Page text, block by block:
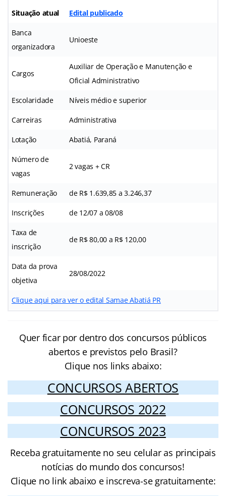
Situação atual Edital publicado
Banca
organizadora
Unioeste
Cargos
Auxiliar de Operação e Manutenção e
Oficial Administrativo
Escolaridade Níveis médio e superior
Carreiras Administrativa
Lotação Abatiá, Paraná
Número de
vagas
2 vagas + CR
Remuneração de R$ 1.639,85 a 3.246,37
Inscrições de 12/07 a 08/08
Taxa de
inscrição
de R$ 80,00 a R$ 120,00
Data da prova
objetiva
28/08/2022
Clique aqui para ver o edital Samae Abatiá PR
Quer ficar por dentro dos concursos públicos
abertos e previstos pelo Brasil?
Clique nos links abaixo:
CONCURSOS ABERTOS
CONCURSOS 2022
CONCURSOS 2023
Receba gratuitamente no seu celular as principais
notícias do mundo dos concursos!
Clique no link abaixo e inscreva-se gratuitamente: